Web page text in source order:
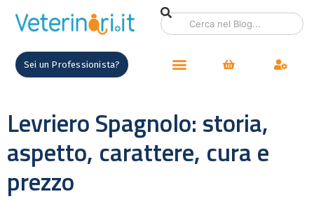
Sei un Professionista?
Levriero Spagnolo: storia,
aspetto, carattere, cura e
prezzo